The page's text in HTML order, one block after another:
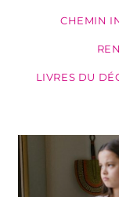
CHEMIN
LIVRES DU